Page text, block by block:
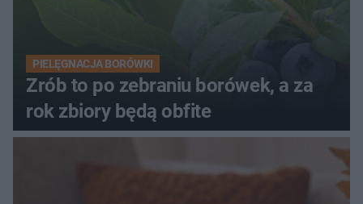
PIELĘGNACJA BORÓWKI
Zrób to po zebraniu borówek, a za
rok zbiory będą obfite